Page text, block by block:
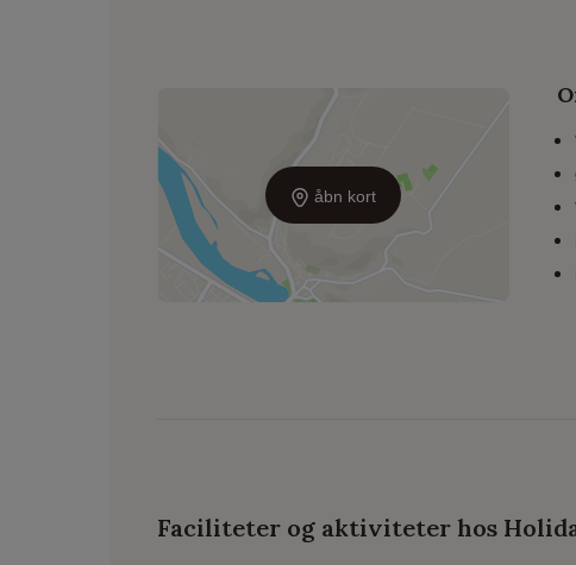
åbn kort
Faciliteter og aktiviteter hos